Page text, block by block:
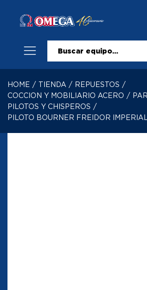
HOME / TIENDA / REPUESTOS /
COCCION Y MOBILIARIO ACERO /
PILOTOS Y CHISPEROS /
PILOTO BOURNER FREIDOR